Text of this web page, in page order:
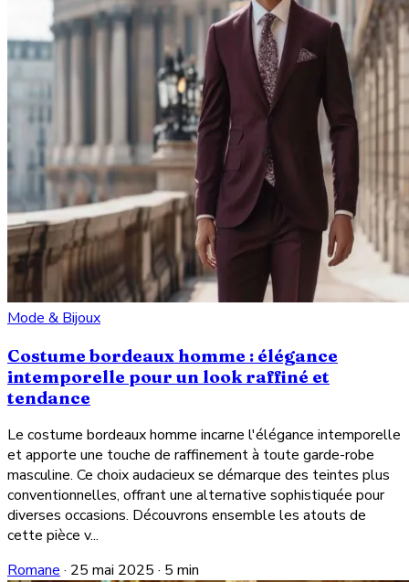
Mode & Bijoux
Costume bordeaux homme : élégance
intemporelle pour un look raffiné et
tendance
Le costume bordeaux homme incarne l'élégance intemporelle
et apporte une touche de raffinement à toute garde-robe
masculine. Ce choix audacieux se démarque des teintes plus
conventionnelles, offrant une alternative sophistiquée pour
diverses occasions. Découvrons ensemble les atouts de
cette pièce v...
Romane · 25 mai 2025 · 5 min